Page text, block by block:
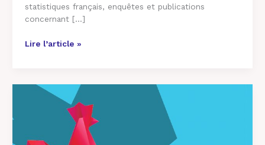
statistiques français, enquêtes et publications
concernant […]
Lire l’article »
#FrenchTech
#Startups